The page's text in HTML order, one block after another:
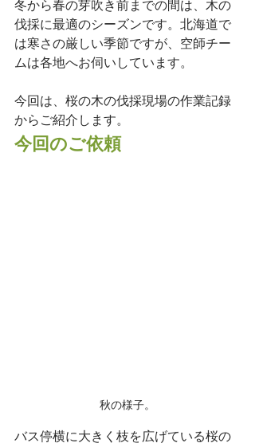
冬から春の芽吹き前までの間は、木の
伐採に最適のシーズンです。北海道で
は寒さの厳しい季節ですが、空師チー
ムは各地へお伺いしています。
今回は、桜の木の伐採現場の作業記録
からご紹介します。
今回のご依頼
秋の様子。
バス停横に大きく枝を広げている桜の